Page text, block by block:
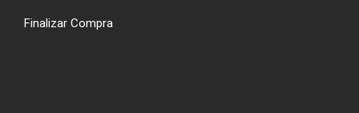
Finalizar Compra